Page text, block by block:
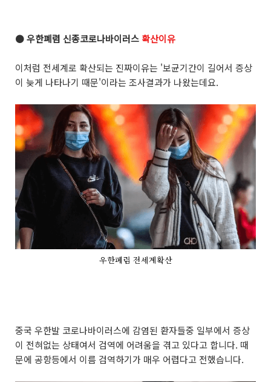
●우한폐렴 신종코로나바이러스 확산이유
이처럼 전세계로 확산되는 진짜이유는 '보균기간이 길어서 증상
이 늦게 나타나기 때문'이라는 조사결과가 나왔는데요.
우한폐렴 전세계확산
중국 우한발 코로나바이러스에 감염된 환자들중 일부에서 증상
이 전혀없는 상태여서 검역에 어려움을 겪고 있다고 합니다. 때
문에 공항등에서 이름 검역하기가 매우 어렵다고 전했습니다.